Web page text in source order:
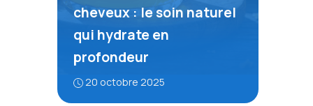
cheveux : le soin naturel
qui hydrate en
profondeur
20 octobre 2025